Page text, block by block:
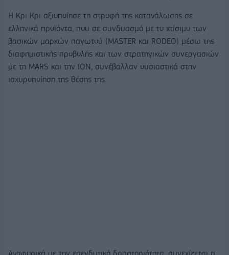
Η Κρι Κρι αξιοποίησε τη στροφή της κατανάλωσης σε
ελληνικά προϊόντα, που σε συνδυασμό με το χτίσιμο των
βασικών μαρκών παγωτού (MASTER και RODEO) μέσω της
διαφημιστικής προβολής και των στρατηγικών συνεργασιών
με τη MARS και την ΙΟΝ, συνέβαλλαν ουσιαστικά στην
ισχυροποίηση της θέσης της.
Αναφορικά με την επενδυτική δραστηριότητα, συνεχίζεται η